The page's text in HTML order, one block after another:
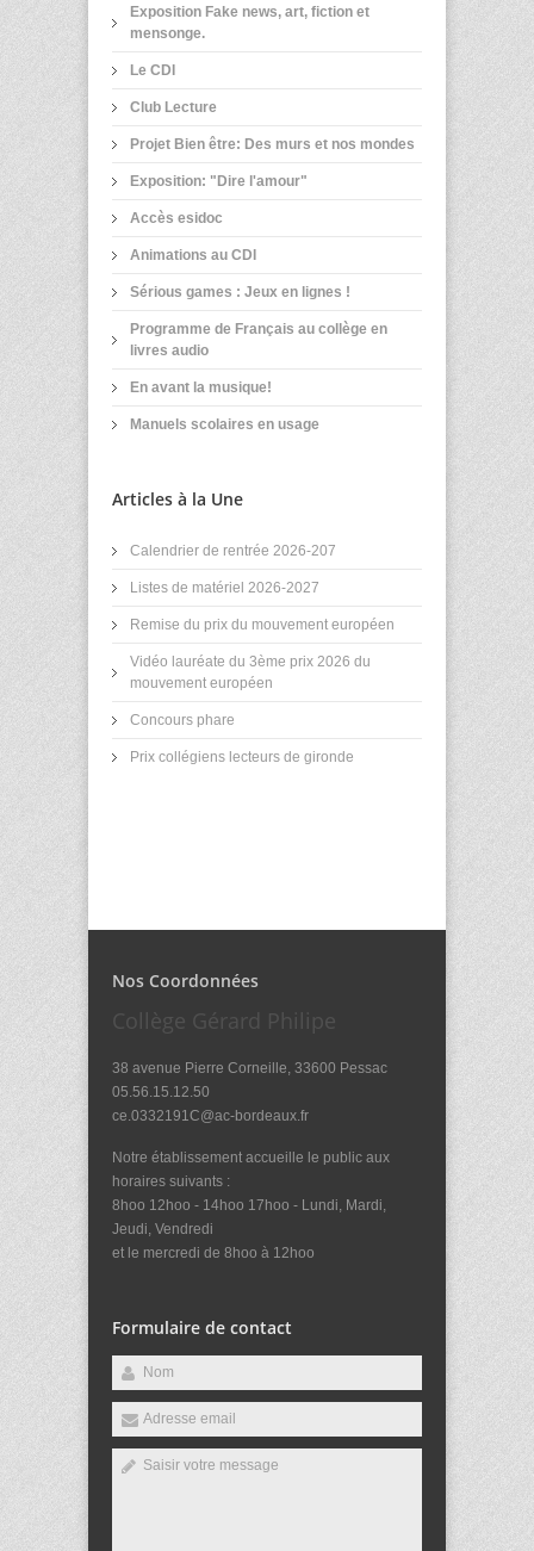
Exposition Fake news, art, fiction et
mensonge.
Le CDI
Club Lecture
Projet Bien être: Des murs et nos mondes
Exposition: "Dire l'amour"
Accès esidoc
Animations au CDI
Sérious games : Jeux en lignes !
Programme de Français au collège en
livres audio
En avant la musique!
Manuels scolaires en usage
Articles à la Une
Calendrier de rentrée 2026-207
Listes de matériel 2026-2027
Remise du prix du mouvement européen
Vidéo lauréate du 3ème prix 2026 du
mouvement européen
Concours phare
Prix collégiens lecteurs de gironde
Nos Coordonnées
Collège Gérard Philipe
38 avenue Pierre Corneille, 33600 Pessac
05.56.15.12.50
ce.0332191C@ac-bordeaux.fr
Notre établissement accueille le public aux
horaires suivants :
8hoo 12hoo - 14hoo 17hoo - Lundi, Mardi,
Jeudi, Vendredi
et le mercredi de 8hoo à 12hoo
Formulaire de contact